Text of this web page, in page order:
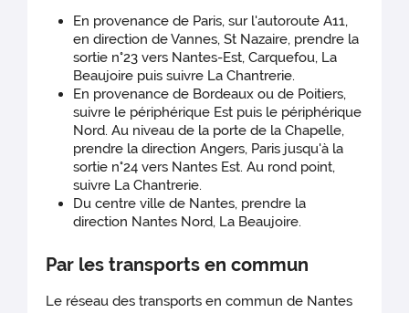
En provenance de Paris, sur l'autoroute A11,
en direction de Vannes, St Nazaire, prendre la
sortie n°23 vers Nantes-Est, Carquefou, La
Beaujoire puis suivre La Chantrerie.
En provenance de Bordeaux ou de Poitiers,
suivre le périphérique Est puis le périphérique
Nord. Au niveau de la porte de la Chapelle,
prendre la direction Angers, Paris jusqu'à la
sortie n°24 vers Nantes Est. Au rond point,
suivre La Chantrerie.
Du centre ville de Nantes, prendre la
direction Nantes Nord, La Beaujoire.
Par les transports en commun
Le réseau des transports en commun de Nantes